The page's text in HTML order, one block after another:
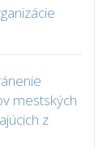
mestských
z